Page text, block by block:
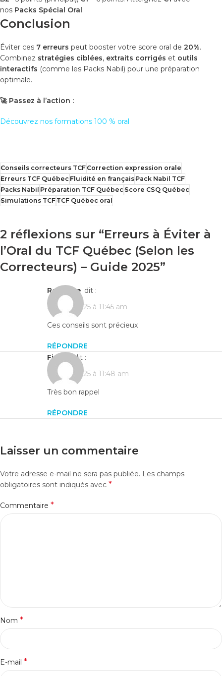
nos Packs Spécial Oral.
Conclusion
Éviter ces 7 erreurs peut booster votre score oral de 20%.
Combinez stratégies ciblées, extraits corrigés et outils
interactifs (comme les Packs Nabil) pour une préparation
optimale.
🚀Passez à l’action :
Découvrez nos formations 100 % oral
Conseils correcteurs TCFCorrection expression orale
Erreurs TCF QuébecFluidité en françaisPack Nabil TCF
Packs Nabil Préparation TCF QuébecScore CSQ Québec
Simulations TCFTCF Québec oral
2 réflexions sur “Erreurs à Éviter à
l’Oral du TCF Québec (Selon les
Correcteurs) – Guide 2025”
Rodrigue dit :
août 11, 2025 à 11:45 am
Ces conseils sont précieux
RÉPONDRE
Firmin
dit :
août 11, 2025 à 11:48 am
Très bon rappel
RÉPONDRE
Laisser un commentaire
Votre adresse e-mail ne sera pas publiée. Les champs
obligatoires sont indiqués avec *
Commentaire *
Nom *
E-mail *